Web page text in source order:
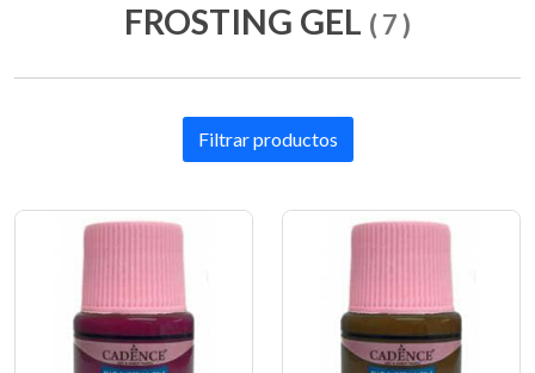
FROSTING GEL (7)
Filtrar productos